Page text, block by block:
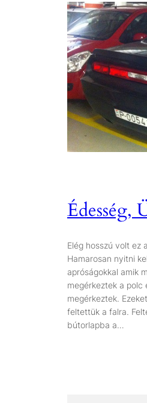
Édesség,
Elég hosszú volt ez
Hamarosan nyitni
apróságokkal amik
megérkeztek a polc
megérkeztek.
feltettük a falra.
bútorlapba a…